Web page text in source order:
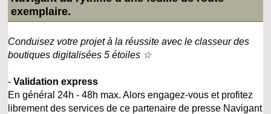
exemplaire.
Conduisez votre projet à la réussite avec le classeur des
boutiques digitalisées 5 étoiles ☆
-Validation express
En général 24h - 48h max. Alors engagez-vous et profitez
librement des services de ce partenaire de presse Navigant